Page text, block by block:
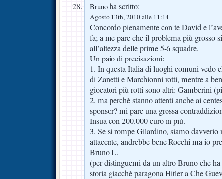
Bruno ha scritto:
Agosto 13th, 2010 alle 11:14
Concordo pienamente con te David e
fa; a me pare che il problema più grosso
all’altezza delle prime 5-6 squadre.
Un paio di precisazioni:
1. In questa Italia di luoghi comuni vedo
di Zanetti e Marchionni rotti, mentre a
giocatori più rotti sono altri: Gamberini
2. ma perchè stanno attenti anche ai
sponsor? mi pare una grossa
Insua con 200.000 euro in più.
3. Se si rompe Gilardino, siamo davverio
attaccnte, andrebbe bene Rocchi ma io
Bruno L.
(per distinguemi da un altro Bruno che
storia giacchè paragona Hitler a Che